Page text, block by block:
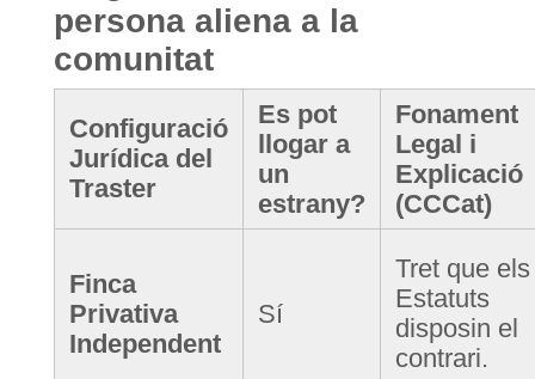
persona aliena a la
comunitat
Configuració
Jurídica del
Traster
Es pot
llogar a
un
estrany?
Fonament
Legal i
Explicació
(CCCat)
Finca
Privativa
Independent
Sí
Tret que els
Estatuts
disposin el
contrari.